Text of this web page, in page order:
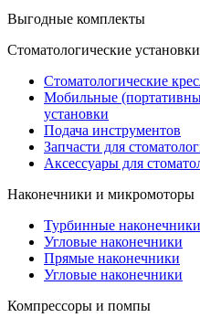
Выгодные комплекты
Стоматологические установки
Стоматологические
Мобильные
установки
Подача инструментов
Запчасти для
Аксессуары для
Наконечники и микромоторы
Турбинные наконечники
Угловые наконечники
Прямые наконечники
Угловые наконечники
Компрессоры и помпы